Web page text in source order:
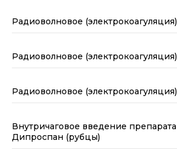
Радиоволновое (электрокоагуляция)
Радиоволновое (электрокоагуляция)
Радиоволновое (электрокоагуляция)
Внутричаговое введение препарата
Дипроспан (рубцы)